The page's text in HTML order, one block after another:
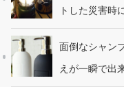
トした災害時
面倒なシャン
えが一瞬で出